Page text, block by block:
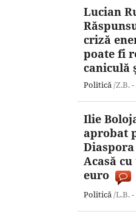
Lucian
criză
poate fi
caniculă
Politică /Z.B. -
Ilie
aprobat
Acasă
euro
Politică /L.B. -